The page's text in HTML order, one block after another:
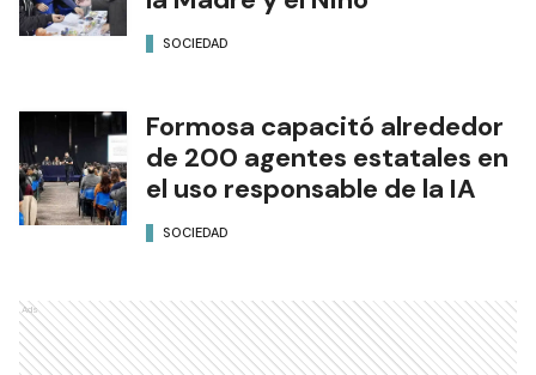
SOCIEDAD
Formosa capacitó alrededor
de 200 agentes estatales en
el uso responsable de la IA
SOCIEDAD
Ads